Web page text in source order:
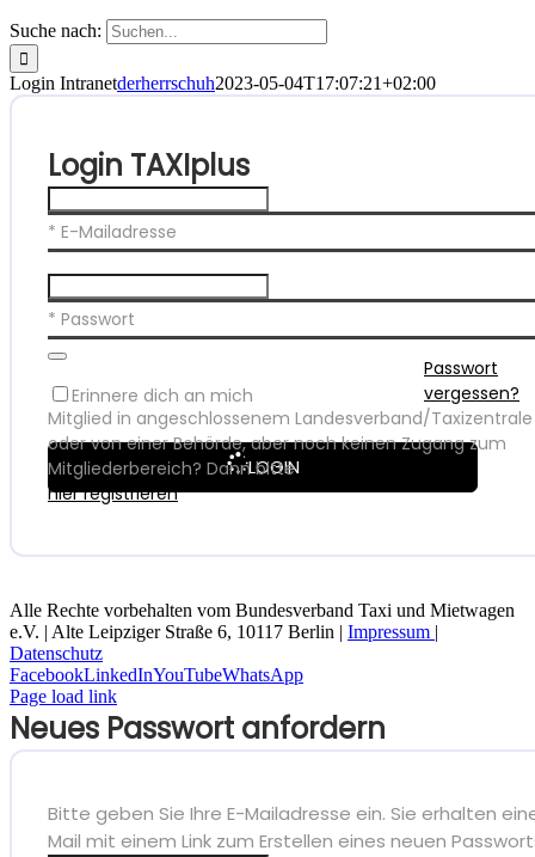
Suche nach:
Login Intranetderherrschuh2023-05-04T17:07:21+02:00
Login TAXIplus
* E-Mailadresse
* Passwort
Erinnere dich an mich
LOGIN
Passwort
vergessen?
Mitglied in angeschlossenem Landesverband/Taxizentrale
oder von einer Behörde, aber noch keinen Zugang zum
Mitgliederbereich? Dann bitte
hier registrieren
Alle Rechte vorbehalten vom Bundesverband Taxi und Mietwagen
e.V. | Alte Leipziger Straße 6, 10117 Berlin | Impressum |
Datenschutz
FacebookLinkedInYouTubeWhatsApp
Page load link
Neues Passwort anfordern
Bitte geben Sie Ihre E-Mailadresse ein. Sie erhalten
Mail mit einem Link zum Erstellen eines neuen